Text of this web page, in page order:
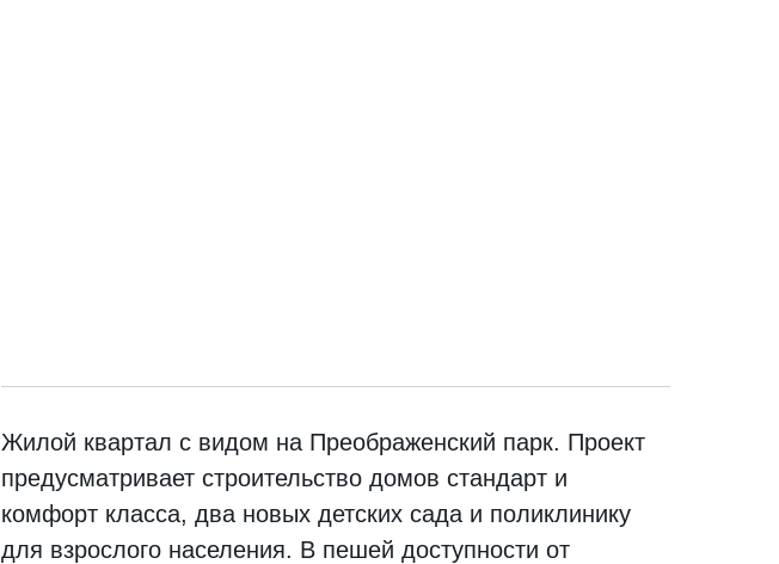
Жилой квартал с видом на Преображенский парк. Проект
предусматривает строительство домов стандарт и
комфорт класса, два новых детских сада и поликлинику
для взрослого населения. В пешей доступности от